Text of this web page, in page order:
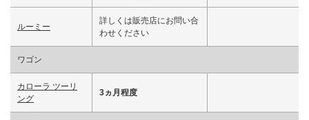
ルーミー
詳しくは販売店にお問い合
わせください
ワゴン
カローラ ツーリ
ング
3ヵ月程度